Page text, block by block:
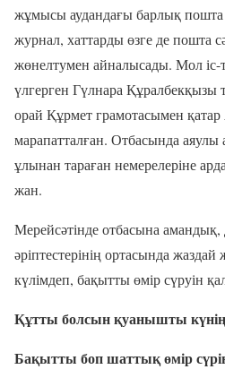
жұмысы аудандағы барлық пошта
журнал, хаттарды өзге де пошта
жөнелтумен айналысады. Мол іс-
үлгерген Гүлнара
орай Құрмет грамотасымен
марапатталған. Отбасында
ұлынан тараған немерелеріне
жан.
Мерейсәтінде отбасына амандық,
әріптестерінің ортасында
күлімдеп, бақытты өмір сүруін
Құтты болсын қуанышты
Бақытты боп шаттық өмір